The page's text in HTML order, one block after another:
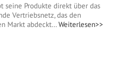
seine Produkte direkt über das
Vertriebsnetz, das den
Markt abdeckt… Weiterlesen>>